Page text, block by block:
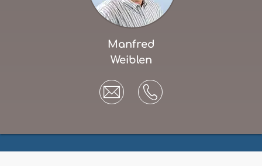
Manfred
Weiblen